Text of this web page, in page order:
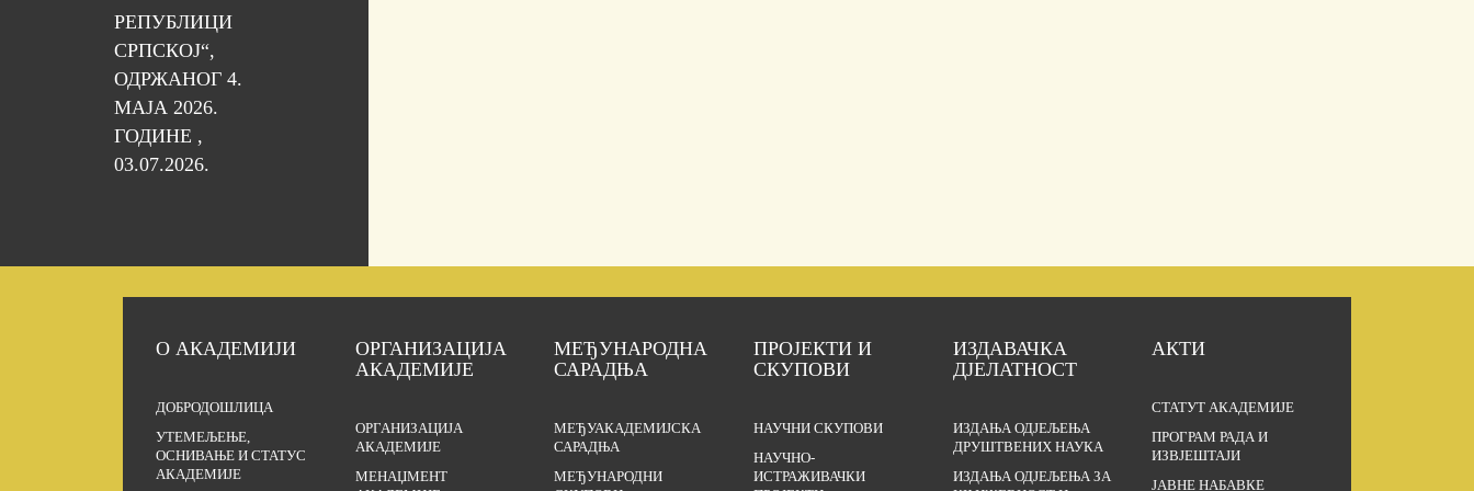
РЕПУБЛИЦИ
СРПСКОЈ“,
ОДРЖАНОГ 4.
МАЈА 2026.
ГОДИНЕ ,
03.07.2026.
О АКАДЕМИЈИ
ДОБРОДОШЛИЦА
УТЕМЕЉЕЊЕ,
ОСНИВАЊЕ И СТАТУС
АКАДЕМИЈЕ
ОРГАНИЗАЦИЈА
АКАДЕМИЈЕ
ОРГАНИЗАЦИЈА
АКАДЕМИЈЕ
МЕНАЏМЕНТ
МЕЂУНАРОДНА
САРАДЊА
МЕЂУАКАДЕМИЈСКА
САРАДЊА
МЕЂУНАРОДНИ
ПРОЈЕКТИ И
СКУПОВИ
НАУЧНИ СКУПОВИ
НАУЧНО-
ИСТРАЖИВАЧКИ
ИЗДАВАЧКА
ДЈЕЛАТНОСТ
ИЗДАЊА ОДЈЕЉЕЊА
ДРУШТВЕНИХ НАУКА
ИЗДАЊА ОДЈЕЉЕЊА ЗА
АКТИ
СТАТУТ АКАДЕМИЈЕ
ПРОГРАМ РАДА И
ИЗВЈЕШТАЈИ
ЈАВНЕ НАБАВКЕ